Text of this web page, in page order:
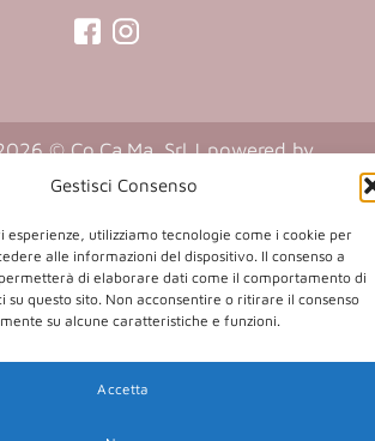
Gestisci Consenso
utilizziamo tecnologie come i cookie per
alle informazioni del dispositivo. Il consenso a
di elaborare dati come il comportamento di
su questo sito. Non acconsentire o ritirare il consenso
su alcune caratteristiche e funzioni.
Accetta
a
new
tab)
a
new
tab)
© Co.Ca.Ma. Srl | powered by
Sartoriadigitale.it(opens
a
new
tab)